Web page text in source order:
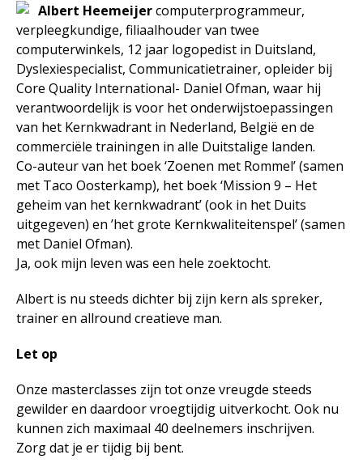
Albert Heemeijercomputerprogrammeur,
verpleegkundige, filiaalhouder van twee
computerwinkels, 12 jaar logopedist in Duitsland,
Dyslexiespecialist, Communicatietrainer, opleider bij
Core Quality International- Daniel Ofman, waar hij
verantwoordelijk is voor het onderwijstoepassingen
van het Kernkwadrant in Nederland, België en de
commerciële trainingen in alle Duitstalige landen.
Co-auteur van het boek ‘Zoenen met Rommel’ (samen
met Taco Oosterkamp), het boek ‘Mission 9 – Het
geheim van het kernkwadrant’ (ook in het Duits
uitgegeven) en ’het grote Kernkwaliteitenspel’ (samen
met Daniel Ofman).
Ja, ook mijn leven was een hele zoektocht.
Albert is nu steeds dichter bij zijn kern als spreker,
trainer en allround creatieve man.
Let op
Onze masterclasses zijn tot onze vreugde steeds
gewilder en daardoor vroegtijdig uitverkocht. Ook nu
kunnen zich maximaal 40 deelnemers inschrijven.
Zorg dat je er tijdig bij bent.